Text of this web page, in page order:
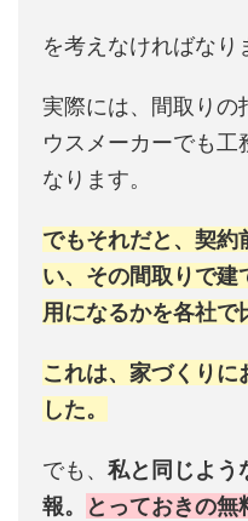
を考えなければなり
実際には、間取りの
ウスメーカーでも工
なります。
でもそれだと、契約
い、その間取りで建
用になるかを各社で
これは、家づくりに
した。
でも、 私と同じよう
報。
とっておきの無